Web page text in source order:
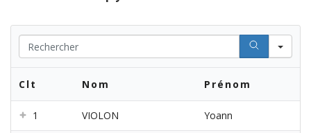
RÉCOMPENSES DOSSARDS
CONTACT ET LIENS UTILES
Clt Nom Prénom
1 VIOLON Yoann